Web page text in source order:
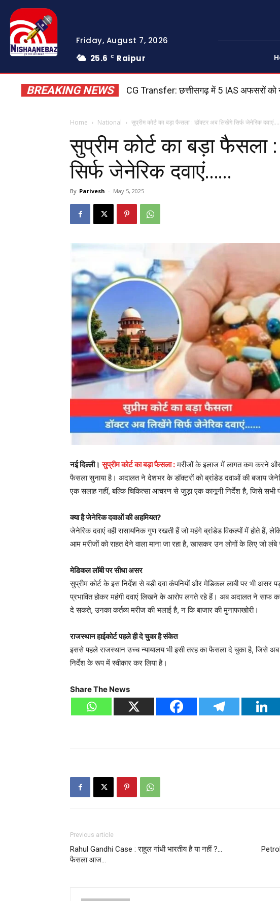
Friday, August 7, 2026
25.6
C Raipur
BREAKING NEWS CG Transfer: छत्तीसगढ़ में 5 IAS अफसरों को नई
Ashoknagar News: अशोकनगर में
Home National सुप्रीम कोर्ट का बड़ा फैसला : डॉक्टर अब लिखेंगे सिर्फ जेनेरिक
सुप्रीम कोर्ट का बड़ा
सिर्फ जेनेरिक दवाएं……
By Parivesh - May 5, 2025
नई दिल्ली। सुप्रीम कोर्ट का बड़ा फैसला : मरीजों के इलाज में लागत कम करने और
फैसला सुनाया है। अदालत ने देशभर के डॉक्टरों को ब्रांडेड दवाओं की बजाय
एक सलाह नहीं, बल्कि चिकित्सा आचरण से जुड़ा एक कानूनी निर्देश है, जिसे सभी
क्या है जेनेरिक दवाओं की अहमियत?
जेनेरिक दवाएं वही रासायनिक गुण रखती हैं जो महंगे ब्रांडेड विकल्पों में होते हैं,
आम मरीजों को राहत देने वाला माना जा रहा है, खासकर उन लोगों के लिए जो
मेडिकल लॉबी पर सीधा असर
सुप्रीम कोर्ट के इस निर्देश से बड़ी दवा कंपनियों और मेडिकल लाबी पर भी असर
प्रभावित होकर महंगी दवाएं लिखने के आरोप लगते रहे हैं। अब अदालत ने साफ
दे सकते, उनका कर्तव्य मरीज की भलाई है, न कि बाजार की मुनाफाखोरी।
राजस्थान हाईकोर्ट पहले ही दे चुका है संकेत
इससे पहले राजस्थान उच्च न्यायालय भी इसी तरह का फैसला दे चुका है, जिसे अब
निर्देश के रूप में स्वीकार कर लिया है।
Share The News
Previous article
Rahul Gandhi Case : राहुल गांधी भारतीय है या नहीं ?…
फैसला आज…